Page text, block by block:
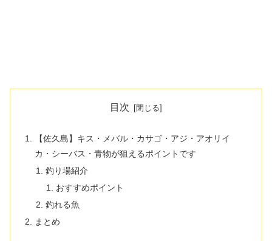
目次
【佐久島】キス・メバル・カサゴ・アジ・アオリイ
カ・シーバス・青物が狙えるポイントです
釣り場紹介
おすすめポイント
釣れる魚
まとめ